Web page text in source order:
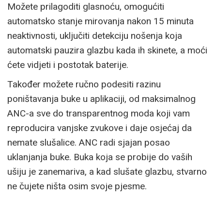
Možete prilagoditi glasnoću, omogućiti
automatsko stanje mirovanja nakon 15 minuta
neaktivnosti, uključiti detekciju nošenja koja
automatski pauzira glazbu kada ih skinete, a moći
ćete vidjeti i postotak baterije.
Također možete ručno podesiti razinu
poništavanja buke u aplikaciji, od maksimalnog
ANC-a sve do transparentnog moda koji vam
reproducira vanjske zvukove i daje osjećaj da
nemate slušalice. ANC radi sjajan posao
uklanjanja buke. Buka koja se probije do vaših
ušiju je zanemariva, a kad slušate glazbu, stvarno
ne čujete ništa osim svoje pjesme.